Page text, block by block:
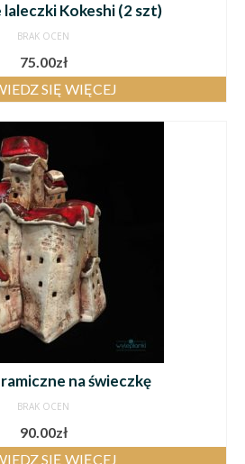
Kokeshi (2 szt)
BRAK OCEN
75.00zł
SIĘ WIĘCEJ
na świeczkę
BRAK OCEN
90.00zł
SIĘ WIĘCEJ